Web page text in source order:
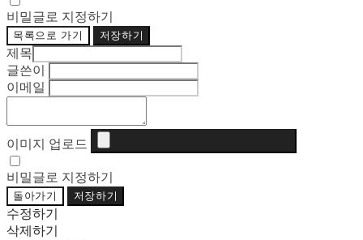
비밀글로 지정하기
목록으로 가기 저장하기
제목
글쓴이
이메일
이미지 업로드
비밀글로 지정하기
돌아가기 저장하기
수정하기
삭제하기